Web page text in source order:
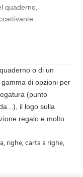
quaderno,
o di un
di opzioni per
(punto
il logo sulla
regalo e molto